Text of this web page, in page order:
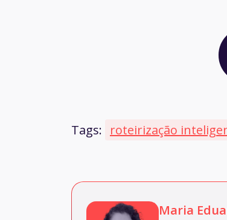
Tags: roteirização
Maria